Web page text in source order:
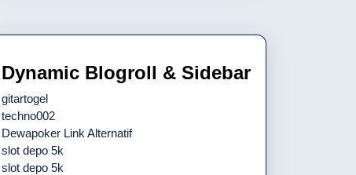
Dynamic Blogroll & Sidebar
gitartogel
techno002
Dewapoker Link Alternatif
slot depo 5k
slot depo 5k